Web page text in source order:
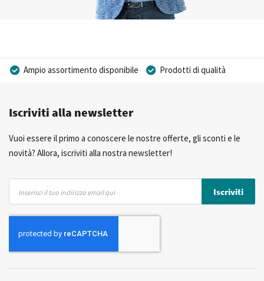
Ampio assortimento disponibile
Prodotti di qualità
Consulenza Personalizzata
Iscriviti alla newsletter
Vuoi essere il primo a conoscere le nostre offerte, gli sconti e le
novità? Allora, iscriviti alla nostra newsletter!
nostra
Newsletter:
Iscriviti